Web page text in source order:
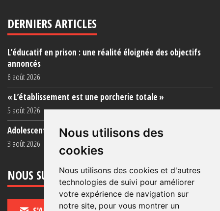
Nous utilisons des
cookies
Nous utilisons des cookies et d'autres
technologies de suivi pour améliorer
votre expérience de navigation sur
notre site, pour vous montrer un
DERNIERS ARTICLES
L’éducatif en prison : une réalité éloignée des objectifs
annoncés
6 août 2026
« L’établissement est une porcherie totale »
5 août 2026
Adolescent·es incarcéré·es : une faillite collective
3 août 2026
NOUS SUIVRE